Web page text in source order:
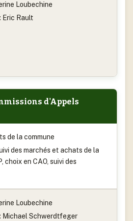
Loubechine
Eric Rault
d'Appels
de la commune
des marchés et achats de la
choix en CAO, suivi des
Loubechine
Michael Schwerdtfeger